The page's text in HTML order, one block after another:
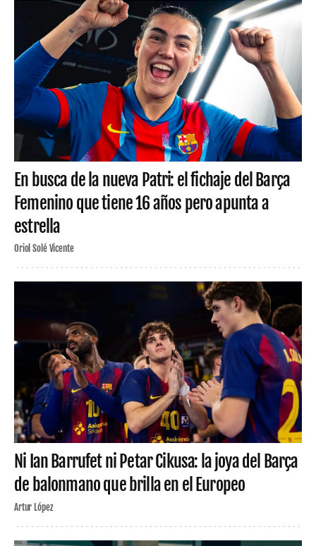
En busca de la nueva Patri: el fichaje del Barça
Femenino que tiene 16 años pero apunta a
estrella
Oriol Solé Vicente
Ni Ian Barrufet ni Petar Cikusa: la joya del Barça
de balonmano que brilla en el Europeo
Artur López